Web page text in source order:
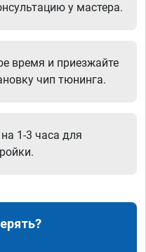
у мастера.
время и приезжайте
чип тюнинга.
1-3 часа для